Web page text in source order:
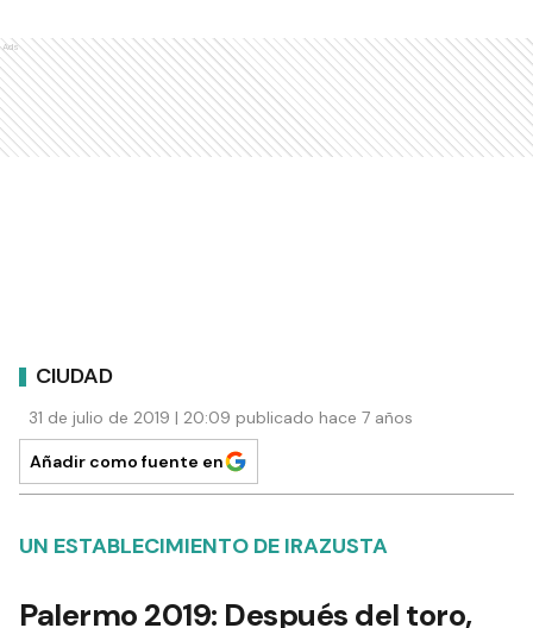
Ads
CIUDAD
31 de julio de 2019 | 20:09 publicado hace 7 años
Añadir como fuente en
UN ESTABLECIMIENTO DE IRAZUSTA
Palermo 2019: Después del toro,